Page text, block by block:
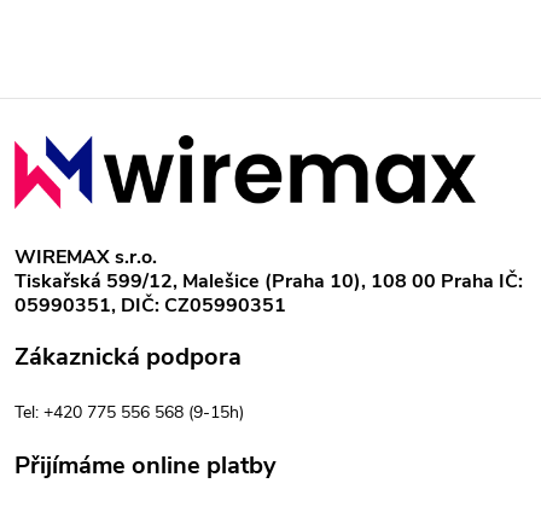
Z
á
p
a
WIREMAX s.r.o.
Tiskařská 599/12, Malešice (Praha 10), 108 00 Praha IČ:
05990351, DIČ: CZ05990351
Zákaznická podpora
Tel: +420 775 556 568 (9-15h)
Přijímáme online platby